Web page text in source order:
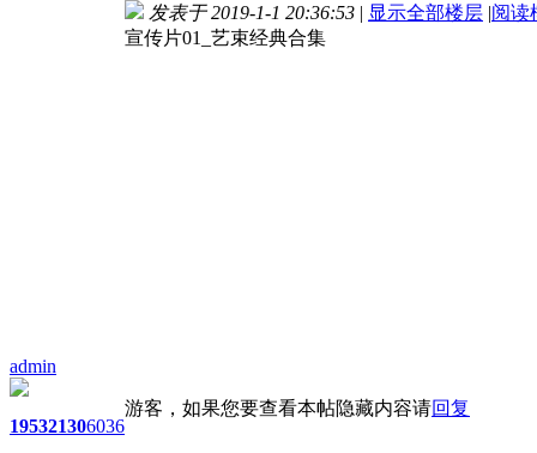
admin
195321306036
发表于 2019-1-1 20:36:53 | 显示全部楼层 |阅读
宣传片01_艺束经典合集
游客，如果您要查看本帖隐藏内容请回复